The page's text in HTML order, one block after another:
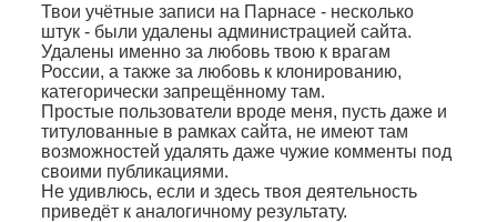
Твои учётные записи на Парнасе - несколько
штук - были удалены администрацией сайта.
Удалены именно за любовь твою к врагам
России, а также за любовь к клонированию,
категорически запрещённому там.
Простые пользователи вроде меня, пусть даже и
титулованные в рамках сайта, не имеют там
возможностей удалять даже чужие комменты под
своими публикациями.
Не удивлюсь, если и здесь твоя деятельность
приведёт к аналогичному результату.